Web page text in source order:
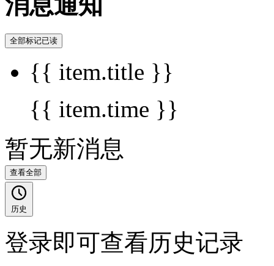
全部标记已读
{{ item.title }}
{{ item.time }}
暂无新消息
查看全部
历史
登录即可查看历史记录